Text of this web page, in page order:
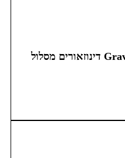
ערכת התחלה GraviTrax Junior דינוזאורים מסלול